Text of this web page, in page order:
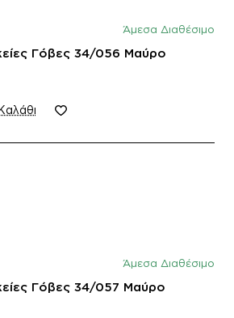
Άμεσα Διαθέσιμο
Zak Shoes Γυναικείες Γόβες 34/056 Μαύρο
Άμεσα Διαθέσιμο
Zak Shoes Γυναικείες Γόβες 34/057 Μαύρο